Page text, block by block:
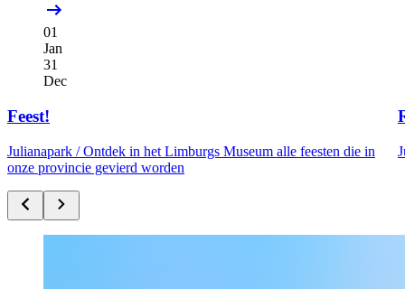
01
Jan
31
Dec
Feest!
Julianapark /Ontdek in het Limburgs Museum alle feesten die in
onze provincie gevierd worden